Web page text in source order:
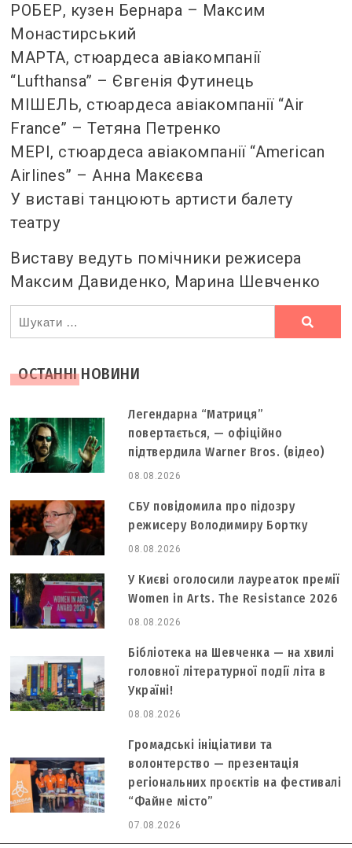
РОБЕР, кузен Бернара – Максим
Монастирський
МАРТА, стюардеса авіакомпанії
“Lufthansa” – Євгенія Футинець
МІШЕЛЬ, стюардеса авіакомпанії “Air
France” – Тетяна Петренко
МЕРІ, стюардеса авіакомпанії “American
Airlines” – Анна Макєєва
У виставі танцюють артисти балету
театру
Виставу ведуть помічники режисера
Максим Давиденко, Марина Шевченко
Ви
шукали
ОСТАННІ НОВИНИ
Легендарна “Матриця”
повертається, — офіційно
підтвердила Warner Bros. (відео)
08.08.2026
СБУ повідомила про підозру
режисеру Володимиру Бортку
08.08.2026
У Києві оголосили лауреаток премії
Women in Arts. The Resistance 2026
08.08.2026
Бібліотека на Шевченка — на хвилі
головної літературної події літа в
Україні!
08.08.2026
Громадські ініціативи та
волонтерство — презентація
регіональних проєктів на фестивалі
“Файне місто”
07.08.2026